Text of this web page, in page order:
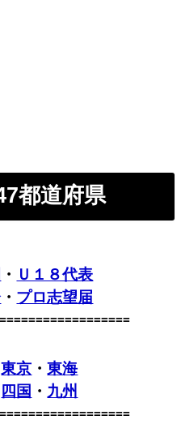
都道府県
・ Ｕ１８代表
・ プロ志望届
東京 ・東海
四国 ・ 九州